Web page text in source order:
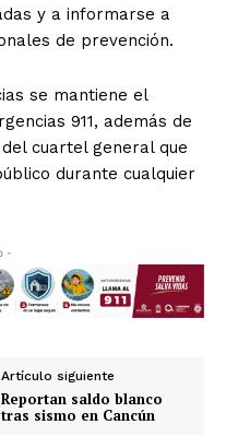
y a informarse a
de prevención.
se mantiene el
911, además de
cuartel general que
durante cualquier
-
Artículo siguiente
Reportan saldo blanco
tras sismo en Cancún